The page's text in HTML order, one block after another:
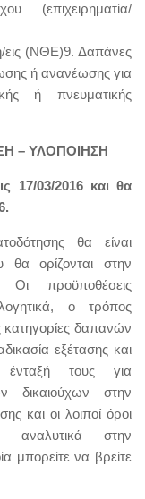
(επιχειρηματία/
εις (ΝΘΕ)9. Δαπάνες
ή ανανέωσης για
ή πνευματικής
– ΥΛΟΠΟΙΗΣΗ
17/03/2016 και θα
θα είναι
θα ορίζονται στην
προϋποθέσεις
ο τρόπος
κατηγορίες δαπανών
εξέτασης και
τους για
δικαιούχων στην
και οι λοιποί όροι
αναλυτικά στην
μπορείτε να βρείτε